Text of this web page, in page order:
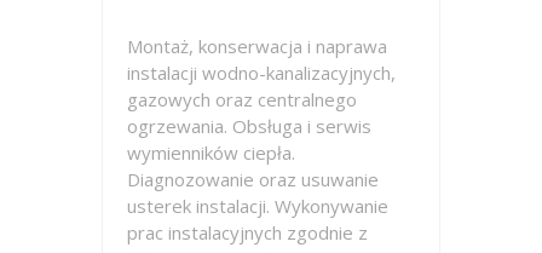
Montaż, konserwacja i naprawa
instalacji wodno-kanalizacyjnych,
gazowych oraz centralnego
ogrzewania. Obsługa i serwis
wymienników ciepła.
Diagnozowanie oraz usuwanie
usterek instalacji. Wykonywanie
prac instalacyjnych zgodnie z